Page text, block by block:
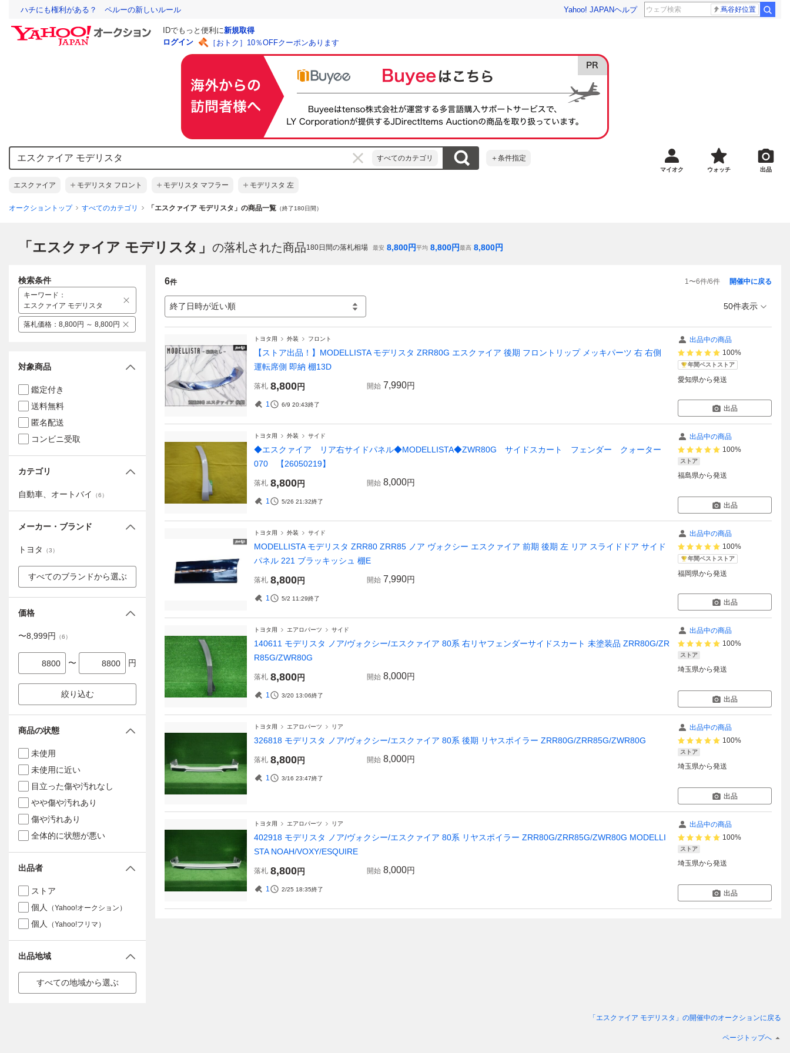
ハチにも権利がある？ ペルーの新しいルール Yahoo! JAPANヘルプ 蔦谷好位置
IDでもっと便利に新規取得
ログイン
［おトク］10％OFFクーポンあります
すべてのカテゴリ ＋条件指定
エスクァイア モデリスタ フロント モデリスタ マフラー モデリスタ 左
マイオク ウォッチ 出品
オークショントップ すべてのカテゴリ 「エスクァイア モデリスタ」の商品一覧 （終了180日間）
「エスクァイア モデリスタ」 の落札された商品180日間の落札相場 最安 8,800円平均 8,800円最高 8,800円
6件 1〜6件/6件
終了日時が近い順
開催中に戻る
50件表示
トヨタ用 外装 フロント
【ストア出品！】MODELLISTA モデリスタ ZRR80G エスクァイア 後期 フロントリップ メッキパーツ 右 右側
運転席側 即納 棚13D
落札 8,800円 開始 7,990円
1 6/9 20:43終了
出品中の商品
100%
年間ベストストア
愛知県から発送
出品
トヨタ用 外装 サイド
◆エスクァイア リア右サイドパネル◆MODELLISTA◆ZWR80G サイドスカート フェンダー クォーター
070 【26050219】
落札 8,800円 開始 8,000円
1 5/26 21:32終了
出品中の商品
100%
ストア
福島県から発送
出品
トヨタ用 外装 サイド
MODELLISTA モデリスタ ZRR80 ZRR85 ノア ヴォクシー エスクァイア 前期 後期 左 リア スライドドア サイド
パネル 221 ブラッキッシュ 棚E
落札 8,800円 開始 7,990円
1 5/2 11:29終了
出品中の商品
100%
年間ベストストア
福岡県から発送
出品
トヨタ用 エアロパーツ サイド
140611 モデリスタ ノア/ヴォクシー/エスクァイア 80系 右リヤフェンダーサイドスカート 未塗装品 ZRR80G/ZR
R85G/ZWR80G
落札 8,800円 開始 8,000円
1 3/20 13:06終了
出品中の商品
100%
ストア
埼玉県から発送
出品
トヨタ用 エアロパーツ リア
326818 モデリスタ ノア/ヴォクシー/エスクァイア 80系 後期 リヤスポイラー ZRR80G/ZRR85G/ZWR80G
落札 8,800円 開始 8,000円
1 3/16 23:47終了
出品中の商品
100%
ストア
埼玉県から発送
出品
トヨタ用 エアロパーツ リア
402918 モデリスタ ノア/ヴォクシー/エスクァイア 80系 リヤスポイラー ZRR80G/ZRR85G/ZWR80G MODELLI
STA NOAH/VOXY/ESQUIRE
落札 8,800円 開始 8,000円
1 2/25 18:35終了
出品中の商品
100%
ストア
埼玉県から発送
出品
検索条件
キーワード ：
エスクァイア モデリスタ
落札価格 ： 8,800円 ～ 8,800円
対象商品
鑑定付き
送料無料
匿名配送
コンビニ受取
カテゴリ
自動車、オートバイ （6）
メーカー・ブランド
トヨタ （3）
すべてのブランドから選ぶ
価格
〜8,999円 （6）
〜 円
絞り込む
商品の状態
未使用
未使用に近い
目立った傷や汚れなし
やや傷や汚れあり
傷や汚れあり
全体的に状態が悪い
出品者
ストア
個人
（Yahoo!オークション）
個人 （Yahoo!フリマ）
出品地域
すべての地域から選ぶ
「エスクァイア モデリスタ」 の開催中のオークションに戻る
ページトップへ